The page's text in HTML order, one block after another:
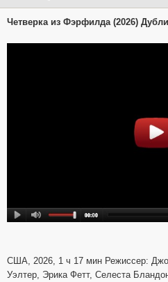
Четверка из Фэрфилда (2026)
США, 2026, 1 ч 17 мин Режиссер:
Уэлтер, Эрика Фетт, Селеста